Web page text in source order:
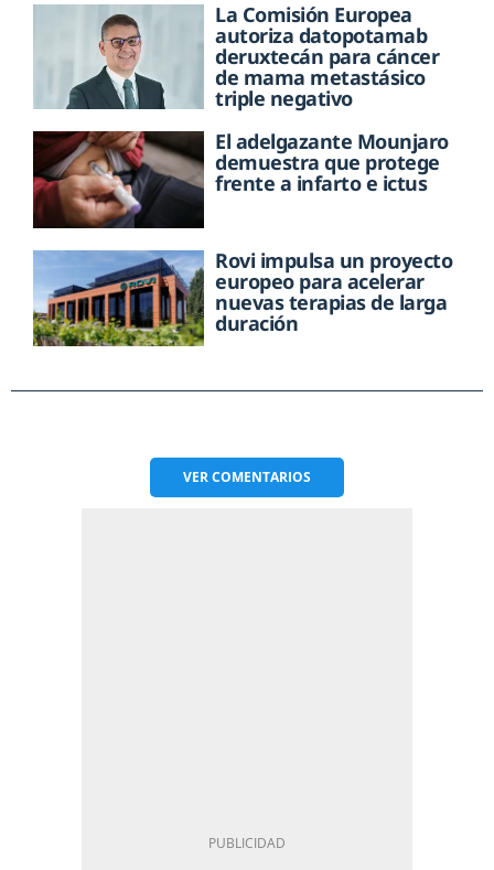
La Comisión Europea
autoriza datopotamab
deruxtecán para cáncer
de mama metastásico
triple negativo
El adelgazante Mounjaro
demuestra que protege
frente a infarto e ictus
Rovi impulsa un proyecto
europeo para acelerar
nuevas terapias de larga
duración
VERCOMENTARIOS